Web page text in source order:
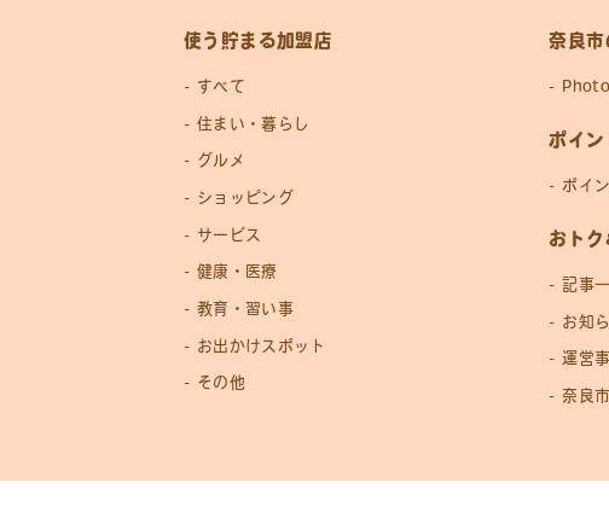
使う貯まる加盟店
すべて
住まい・暮らし
グルメ
ショッピング
サービス
健康・医療
教育・習い事
お出かけスポット
その他
奈良市
ポイン
ポイ
おトク
記事
お知
運営
奈良